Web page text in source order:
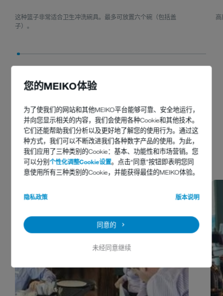
您的MEIKO体验
为了使我们的网站和其他MEIKO平台能够可靠、安全地运行，
并向您显示相关的内容，我们会使用各种Cookie和其他技术。
它们还能帮助我们分析以及更好地了解您的使用行为。通过这
种方式，我们可以不断改进我们各种数字产品的使用。为此，
我们应用了三种类别的Cookie：基本、功能性和市场营销。您
可以分别个性化调整Cookie设置。点击“同意”按钮即表明您同
意使用所有三种类别的Cookie，并能获得最佳的MEIKO体验。
隐私政策 版本说明
同意的
未经同意继续
这种篮子非常适合卫生冲洗碗具。最多可放置六个碗（包括盖
子）。
更多案例
1 从 6